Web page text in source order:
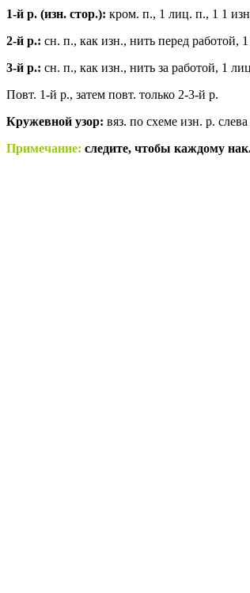
1-й р. (изн. стор.): кром. п., 1 лиц. п., 1 1
2-й р.: сн. п., как изн., нить перед
3-й р.: сн. п., как изн., нить за работой, 1
Повт. 1-й р., затем повт. только 2-3-й р.
Кружевной узор: вяз. по схеме изн. р.
Примечание: следите, чтобы каждому